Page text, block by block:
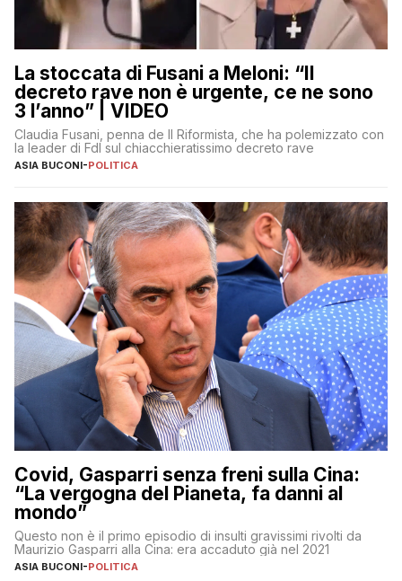
La stoccata di Fusani a Meloni: “Il
decreto rave non è urgente, ce ne sono
3 l’anno” | VIDEO
Claudia Fusani, penna de Il Riformista, che ha polemizzato con
la leader di FdI sul chiacchieratissimo decreto rave
ASIA BUCONI-POLITICA
Covid, Gasparri senza freni sulla Cina:
“La vergogna del Pianeta, fa danni al
mondo”
Questo non è il primo episodio di insulti gravissimi rivolti da
Maurizio Gasparri alla Cina: era accaduto già nel 2021
ASIA BUCONI-POLITICA